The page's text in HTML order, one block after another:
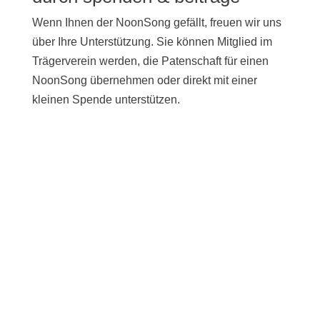
Wenn Ihnen der NoonSong gefällt, freuen wir uns
über Ihre Unterstützung. Sie können Mitglied im
Trägerverein werden, die Patenschaft für einen
NoonSong übernehmen oder direkt mit einer
kleinen Spende unterstützen.